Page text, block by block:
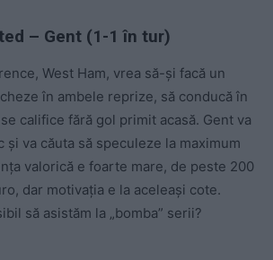
– Gent (1-1 în tur)
West Ham, vrea să-și facă un
în ambele reprize, să conducă în
califice fără gol primit acasă. Gent va
și va căuta să speculeze la maximum
valorică e foarte mare, de peste 200
dar motivația e la aceleași cote.
să asistăm la „bomba” serii?